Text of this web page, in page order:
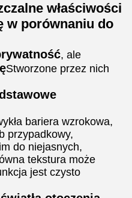
właściwości
w porównaniu do
, ale
Stworzone przez nich
bariera wzrokowa,
przypadkowy,
do niejasnych,
tekstura może
jest czysto